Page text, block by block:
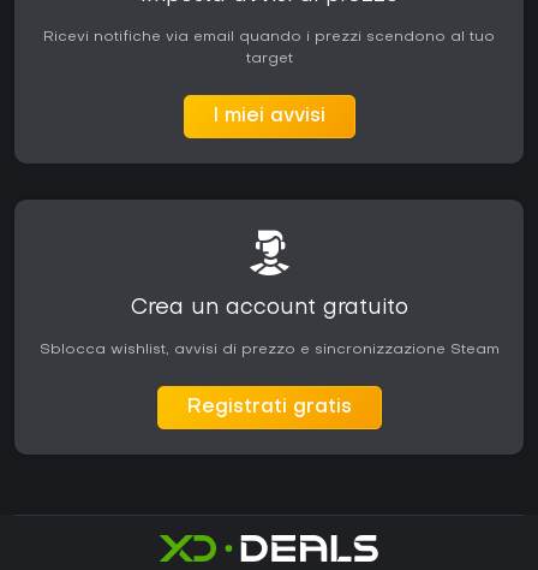
Ricevi notifiche via email quando i prezzi scendono al tuo
target
I miei avvisi
Crea un account gratuito
Sblocca wishlist, avvisi di prezzo e sincronizzazione Steam
Registrati gratis